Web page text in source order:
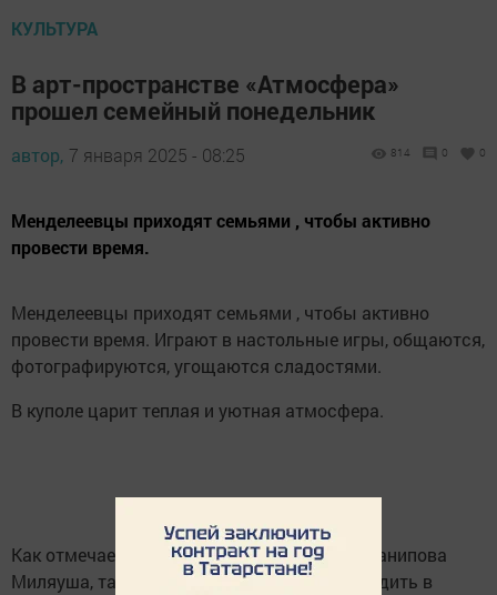
КУЛЬТУРА
В арт-пространстве «Атмосфера»
прошел семейный понедельник
автор, 7 января 2025 - 08:25 814 0 0
Менделеевцы приходят семьями , чтобы активно
провести время.
Менделеевцы приходят семьями , чтобы активно
провести время. Играют в настольные игры, общаются,
фотографируются, угощаются сладостями.
В куполе царит теплая и уютная атмосфера.
Как отмечает директор арт-пространства Канипова
Миляуша, такие семейные дни будут проходить в